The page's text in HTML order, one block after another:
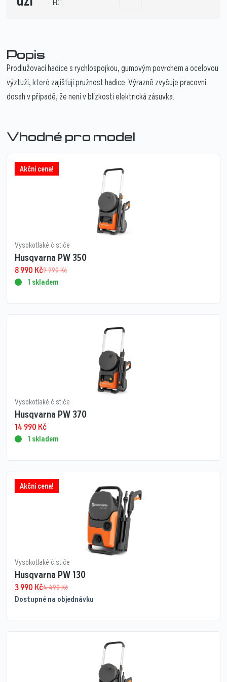
H01
Popis
Prodlužovací hadice s rychlospojkou, gumovým povrchem a ocelovou
výztuží, které zajišťují pružnost hadice. Výrazně zvyšuje pracovní
dosah v případě, že není v blízkosti elektrická zásuvka.
Vhodné pro model
Akční cena!
Vysokotlaké čističe
Husqvarna PW 350
9 990Kč
8 990 Kč
1 skladem
Vysokotlaké čističe
Husqvarna PW 370
14 990 Kč
1 skladem
Akční cena!
Vysokotlaké čističe
Husqvarna PW 130
4 490Kč
3 990 Kč
Dostupné na objednávku